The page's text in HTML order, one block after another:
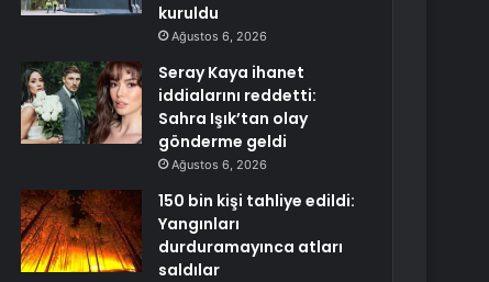
kuruldu
Ağustos 6, 2026
Seray Kaya ihanet
iddialarını reddetti:
Sahra Işık’tan olay
gönderme geldi
Ağustos 6, 2026
150 bin kişi tahliye edildi:
Yangınları
durduramayınca atları
saldılar